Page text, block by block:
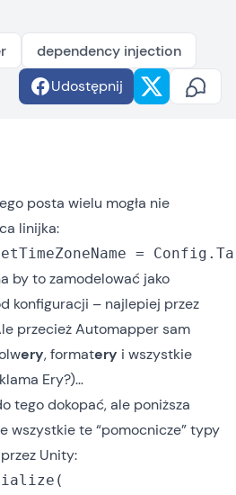
dependency injection
Udostępnij
posta wielu mogła nie
linijka:
=
by to zamodelować jako
konfiguracji – najlepiej przez
przecież Automapper sam
ery, formatery i wszystkie
Ery?)…
tego dokopać, ale poniższa
wszystkie te “pomocnicze” typy
Unity: